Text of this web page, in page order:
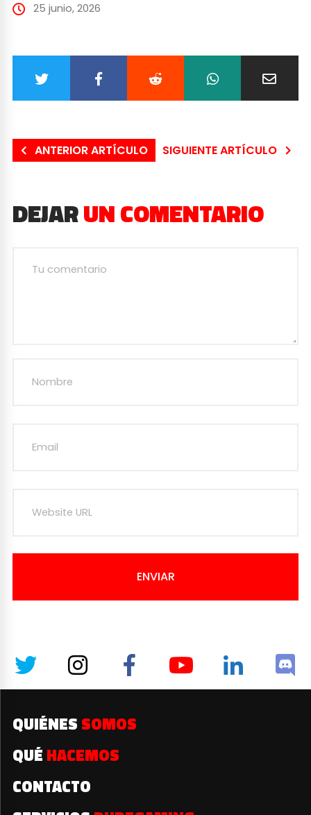
25 junio, 2026
ANTERIOR ARTÍCULO SIGUIENTE ARTÍCULO
DEJARUN COMENTARIO
ENVIAR
QUIÉNES SOMOS
QUÉ HACEMOS
CONTACTO